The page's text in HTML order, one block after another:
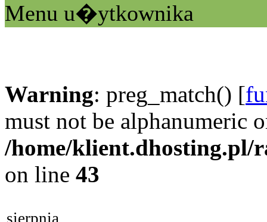
Menu u�ytkownika
Warning: preg_match() [
must not be alphanumeric
/home/klient.dhosting.pl/
on line 43
sierpnia